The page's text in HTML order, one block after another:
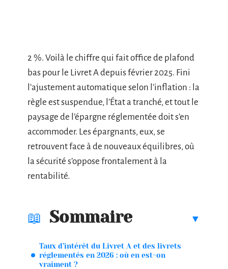
2 %. Voilà le chiffre qui fait office de plafond
bas pour le Livret A depuis février 2025. Fini
l’ajustement automatique selon l’inflation : la
règle est suspendue, l’État a tranché, et tout le
paysage de l’épargne réglementée doit s’en
accommoder. Les épargnants, eux, se
retrouvent face à de nouveaux équilibres, où
la sécurité s’oppose frontalement à la
rentabilité.
Sommaire
Taux d’intérêt du Livret A et des livrets
réglementés en 2026 : où en est-on
vraiment ?